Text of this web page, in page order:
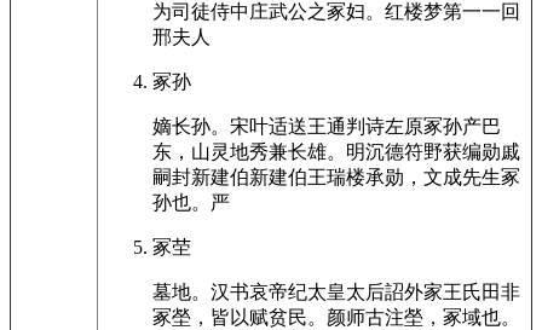
为司徒侍中庄武公之冢妇。红楼梦第一一回
邢夫人
冢孙
嫡长孙。宋叶适送王通判诗左原冢孙产巴
东，山灵地秀兼长雄。明沉德符野获编勋戚
嗣封新建伯新建伯王瑞楼承勋，文成先生冢
孙也。严
冢茔
墓地。汉书哀帝纪太皇太后詔外家王氏田非
冢塋，皆以赋贫民。颜师古注塋，冢域也。